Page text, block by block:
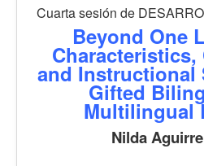
Cuarta sesión de
Beyond One
Characteristics,
and Instructional
Gifted
Multilingual
Nilda